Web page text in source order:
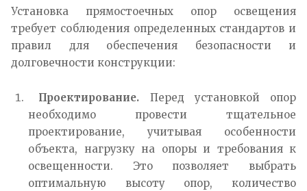
Установка прямостоечных опор освещения
требует соблюдения определенных стандартов и
правил для обеспечения безопасности и
долговечности конструкции:
Проектирование. Перед установкой опор
необходимо провести тщательное
проектирование, учитывая особенности
объекта, нагрузку на опоры и требования к
освещенности. Это позволяет выбрать
оптимальную высоту опор, количество